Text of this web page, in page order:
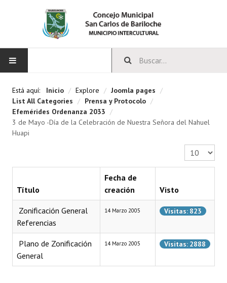
CONCEJO
Bloques Políticos
LEGISLACIÓN
Está aquí: Inicio / Explore / Joomla pages /
List All Categories / Prensa y Protocolo /
Efemérides Ordenanza 2033 /
3 de Mayo -Día de la Celebración de Nuestra Señora del Nahuel
Huapi
Cantidad a
Título
Fecha de
creación
Visto
 Zonificación General
Referencias
14 Marzo 2005 Visitas: 823
 Plano de Zonificación
General
14 Marzo 2005 Visitas: 2888